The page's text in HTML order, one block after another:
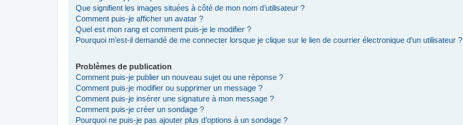
Que signifient les images situées à côté de mon nom d’utilisateur ?
Comment puis-je afficher un avatar ?
Quel est mon rang et comment puis-je le modifier ?
Pourquoi m’est-il demandé de me connecter lorsque je clique sur le lien de courrier électronique d’un utilisateur ?
Problèmes de publication
Comment puis-je publier un nouveau sujet ou une réponse ?
Comment puis-je modifier ou supprimer un message ?
Comment puis-je insérer une signature à mon message ?
Comment puis-je créer un sondage ?
Pourquoi ne puis-je pas ajouter plus d’options à un sondage ?